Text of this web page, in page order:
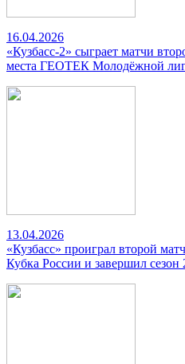
16.04.2026
«Кузбасс-2» сыграет матчи
места ГЕОТЕК Молодёжной
13.04.2026
«Кузбасс» проиграл второй
Кубка России и завершил сезон